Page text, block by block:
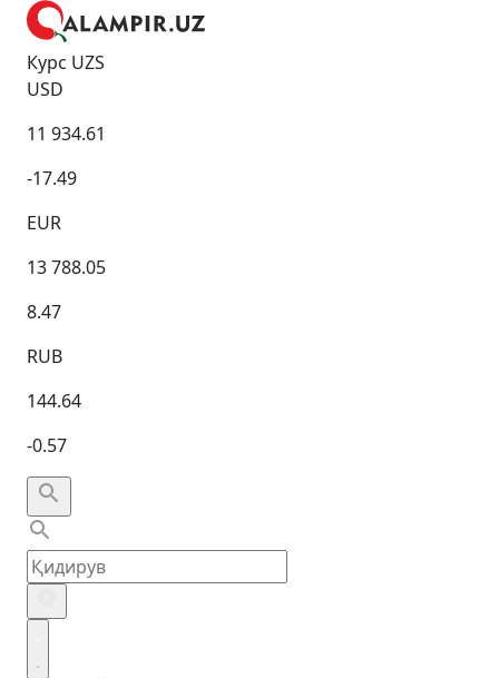
Курс UZS
USD
11 934.61
-17.49
EUR
13 788.05
8.47
RUB
144.64
-0.57